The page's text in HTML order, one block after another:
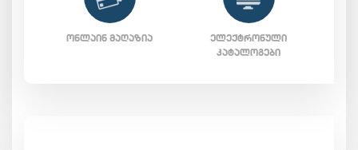
ᲝᲜᲚᲐᲘᲜ ᲛᲐᲦᲐᲖᲘᲐ
ᲔᲚᲔᲥᲢᲠᲝᲜᲣᲚᲘ
ᲙᲐᲢᲐᲚᲝᲒᲔᲑᲘ